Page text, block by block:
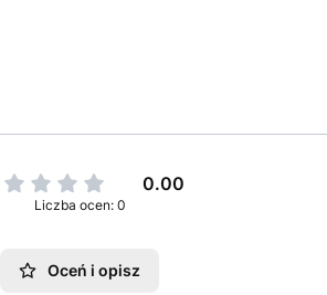
0.00
Liczba ocen: 0
Oceń i opisz